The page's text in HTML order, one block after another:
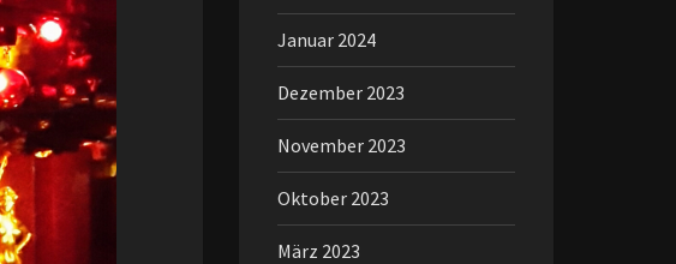
Januar 2024
Dezember 2023
November 2023
Oktober 2023
März 2023